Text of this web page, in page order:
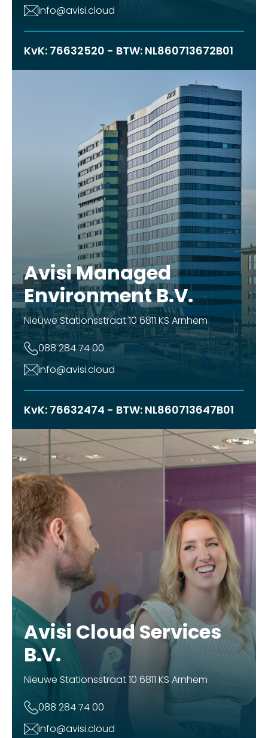
info@avisi.cloud
KvK: 76632520 - BTW: NL860713672B01
Avisi Managed
Environment B.V.
Nieuwe Stationsstraat 10 6811 KS Arnhem
088 284 74 00
info@avisi.cloud
KvK: 76632474 - BTW: NL860713647B01
Avisi Cloud Services
B.V.
Nieuwe Stationsstraat 10 6811 KS Arnhem
088 284 74 00
info@avisi.cloud